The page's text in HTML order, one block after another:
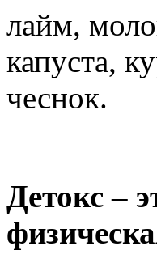
лайм,
капуста,
чеснок.
Детокс –